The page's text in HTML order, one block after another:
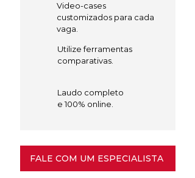
Video-cases
customizados para cada
vaga.
Utilize ferramentas
comparativas.
Laudo completo
e 100% online.
FALE COM UM ESPECIALISTA